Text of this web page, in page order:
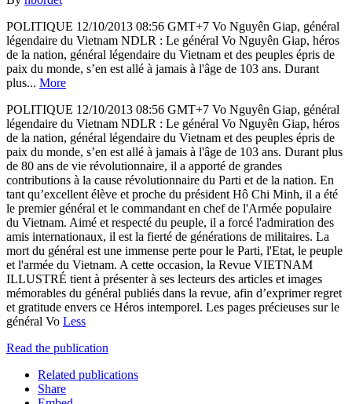
POLITIQUE 12/10/2013 08:56 GMT+7 Vo Nguyên Giap, général
légendaire du Vietnam NDLR : Le général Vo Nguyên Giap, héros
de la nation, général légendaire du Vietnam et des peuples épris de
paix du monde, s’en est allé à jamais à l'âge de 103 ans. Durant
plus... More
POLITIQUE 12/10/2013 08:56 GMT+7 Vo Nguyên Giap, général
légendaire du Vietnam NDLR : Le général Vo Nguyên Giap, héros
de la nation, général légendaire du Vietnam et des peuples épris de
paix du monde, s’en est allé à jamais à l'âge de 103 ans. Durant plus
de 80 ans de vie révolutionnaire, il a apporté de grandes
contributions à la cause révolutionnaire du Parti et de la nation. En
tant qu’excellent élève et proche du président Hô Chi Minh, il a été
le premier général et le commandant en chef de l'Armée populaire
du Vietnam. Aimé et respecté du peuple, il a forcé l'admiration des
amis internationaux, il est la fierté de générations de militaires. La
mort du général est une immense perte pour le Parti, l'Etat, le peuple
et l'armée du Vietnam. A cette occasion, la Revue VIETNAM
ILLUSTRÉ tient à présenter à ses lecteurs des articles et images
mémorables du général publiés dans la revue, afin d’exprimer regret
et gratitude envers ce Héros intemporel. Les pages précieuses sur le
général Vo Less
Read the publication
Related publications
Share